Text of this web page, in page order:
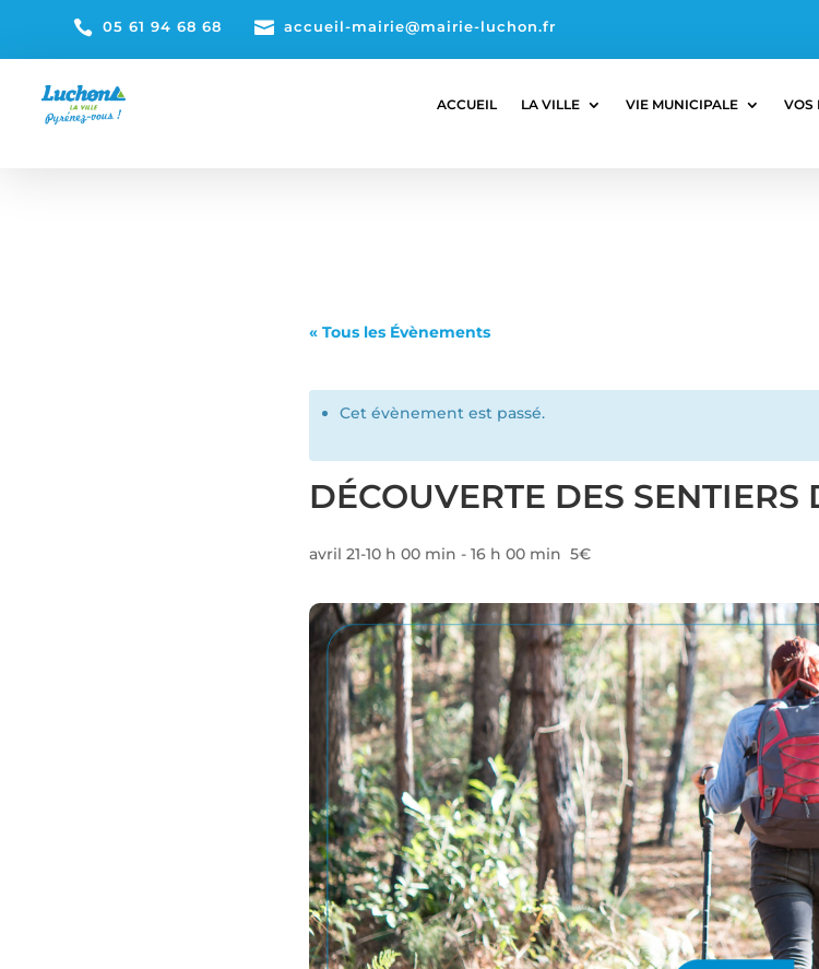
 05 61 94 68 68  accueil-mairie@mairie-luchon.fr
ACCUEIL LA VILLE VIE MUNICIPALE VOS
« Tous les Évènements
Cet évènement est passé.
DÉCOUVERTE DES
avril 21-10 h 00 min -16 h 00 min 5€